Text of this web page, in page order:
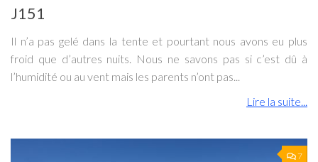
J151
Il n’a pas gelé dans la tente et pourtant nous avons eu plus
froid que d’autres nuits. Nous ne savons pas si c’est dû à
l’humidité ou au vent mais les parents n’ont pas...
Lire la suite...
7